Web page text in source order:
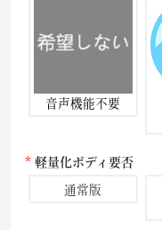
音声機能不要
軽量化ボディ要否
通常版